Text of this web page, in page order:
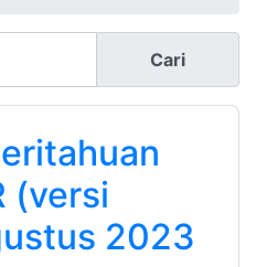
Cari
(versi
2023